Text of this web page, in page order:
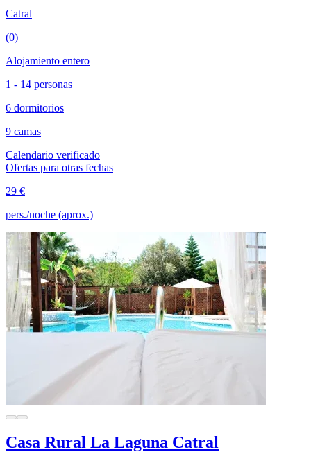
Catral
(0)
Alojamiento entero
1 - 14 personas
6 dormitorios
9 camas
Calendario verificado
Ofertas para otras fechas
29 €
pers./noche (aprox.)
Casa Rural La Laguna Catral